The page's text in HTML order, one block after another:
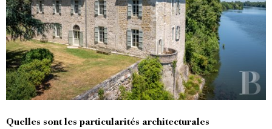
Quelles sont les particularités architecturales